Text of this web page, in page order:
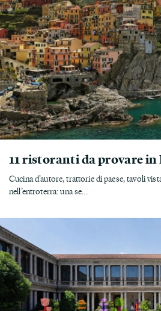
11 ristoranti da provare
Cucina d’autore, trattorie di paese, tavoli
nell’entroterra: una se...